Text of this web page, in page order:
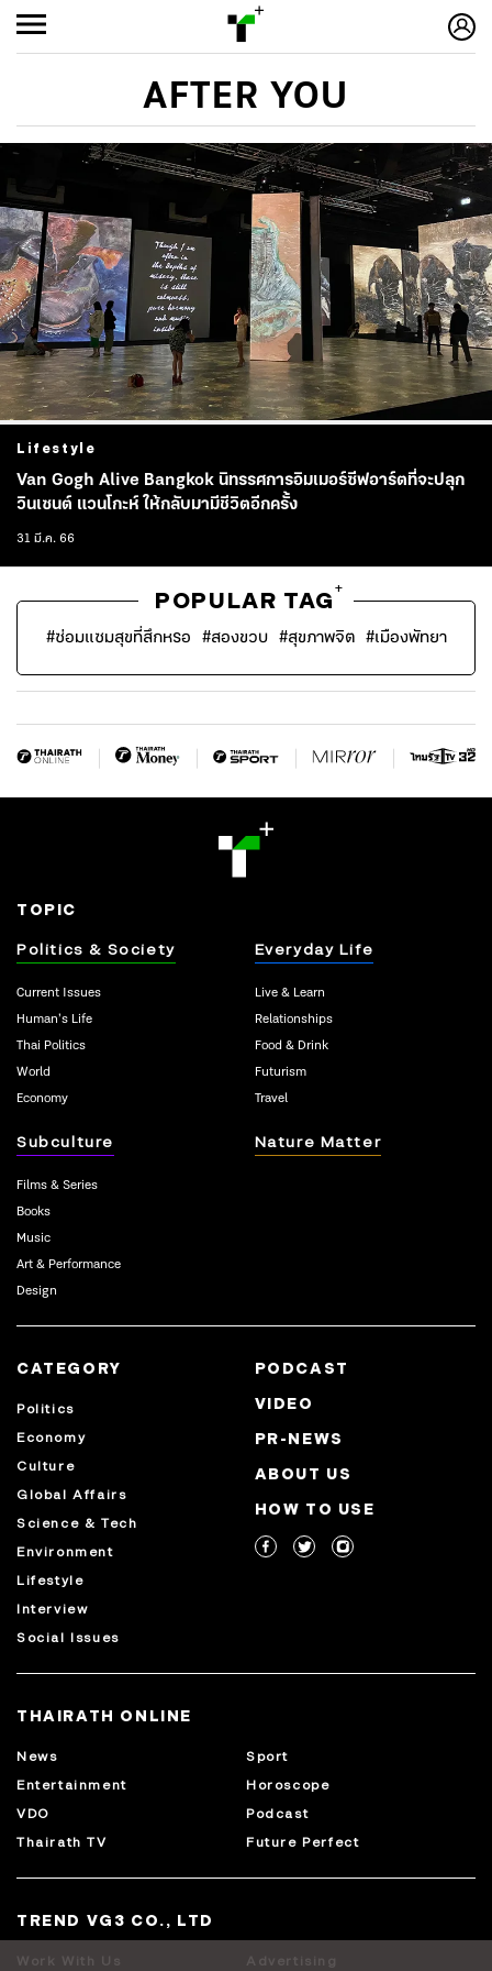
AFTER YOU
Lifestyle
Van Gogh Alive Bangkok นิทรรศการอิมเมอร์ซีฟอาร์ตที่จะปลุก
วินเซนต์ แวนโกะห์ ให้กลับมามีชีวิตอีกครั้ง
31 มี.ค. 66
POPULAR TAG
+
#ซ่อมแซมสุขที่สึกหรอ #สองขวบ #สุขภาพจิต #เมืองพัทยา
TOPIC
Politics & Society
Current Issues
Human’s Life
Thai Politics
World
Economy
Everyday Life
Live & Learn
Relationships
Food & Drink
Futurism
Travel
Subculture
Films & Series
Books
Music
Art & Performance
Design
Nature Matter
CATEGORY
Politics
Economy
Culture
Global Affairs
Science & Tech
Environment
Lifestyle
Interview
Social Issues
PODCAST
VIDEO
PR-NEWS
ABOUT US
HOW TO USE
THAIRATH ONLINE
News
Sport
Entertainment
Horoscope
VDO
Podcast
Thairath TV
Future Perfect
TREND VG3 CO., LTD
Work With Us Advertising